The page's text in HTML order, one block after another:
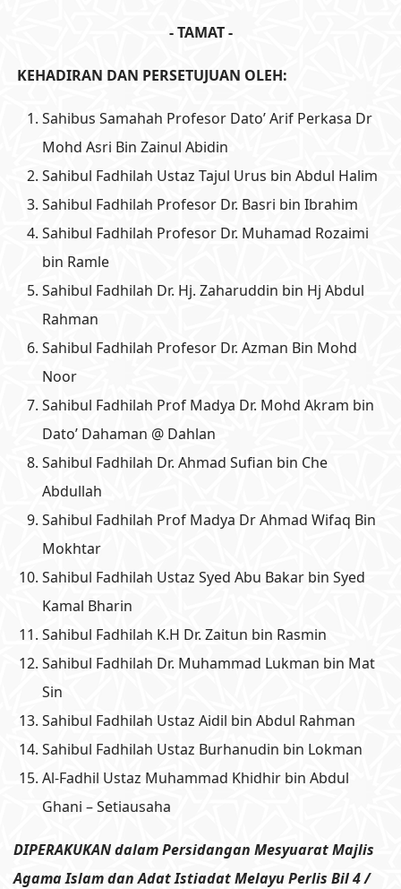
- TAMAT -
KEHADIRAN DAN PERSETUJUAN OLEH:
Sahibus Samahah Profesor Dato’ Arif Perkasa Dr
Mohd Asri Bin Zainul Abidin
Sahibul Fadhilah Ustaz Tajul Urus bin Abdul Halim
Sahibul Fadhilah Profesor Dr. Basri bin Ibrahim
Sahibul Fadhilah Profesor Dr. Muhamad Rozaimi
bin Ramle
Sahibul Fadhilah Dr. Hj. Zaharuddin bin Hj Abdul
Rahman
Sahibul Fadhilah Profesor Dr. Azman Bin Mohd
Noor
Sahibul Fadhilah Prof Madya Dr. Mohd Akram bin
Dato’ Dahaman @ Dahlan
Sahibul Fadhilah Dr. Ahmad Sufian bin Che
Abdullah
Sahibul Fadhilah Prof Madya Dr Ahmad Wifaq Bin
Mokhtar
Sahibul Fadhilah Ustaz Syed Abu Bakar bin Syed
Kamal Bharin
Sahibul Fadhilah K.H Dr. Zaitun bin Rasmin
Sahibul Fadhilah Dr. Muhammad Lukman bin Mat
Sin
Sahibul Fadhilah Ustaz Aidil bin Abdul Rahman
Sahibul Fadhilah Ustaz Burhanudin bin Lokman
Al-Fadhil Ustaz Muhammad Khidhir bin Abdul
Ghani – Setiausaha
DIPERAKUKAN dalam Persidangan Mesyuarat Majlis
Agama Islam dan Adat Istiadat Melayu Perlis Bil 4 /